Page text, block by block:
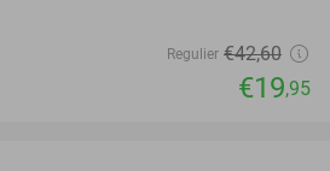
Regulier €42,60
€19,95